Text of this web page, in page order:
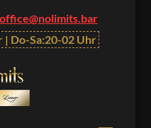
office@nolimits.bar
| Do-Sa:20-02 Uhr